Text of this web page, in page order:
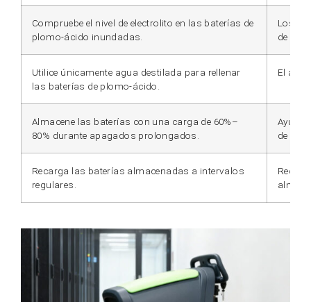
Compruebe el nivel de electrolito en las baterías de
plomo-ácido inundadas.
Los
de la
Utilice únicamente agua destilada para rellenar
las baterías de plomo-ácido.
El
Almacene las baterías con una carga de 60%–
80% durante apagados prolongados.
Ayuda
de
Recarga las baterías almacenadas a intervalos
regulares.